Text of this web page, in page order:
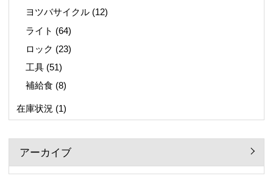
ヨツバサイクル (12)
ライト (64)
ロック (23)
工具 (51)
補給食 (8)
在庫状況 (1)
アーカイブ